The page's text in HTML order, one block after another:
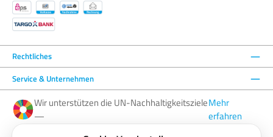
Rechtliches
Service & Unternehmen
Wir unterstützen die UN-Nachhaltigkeitsziele
—
Mehr
erfahren